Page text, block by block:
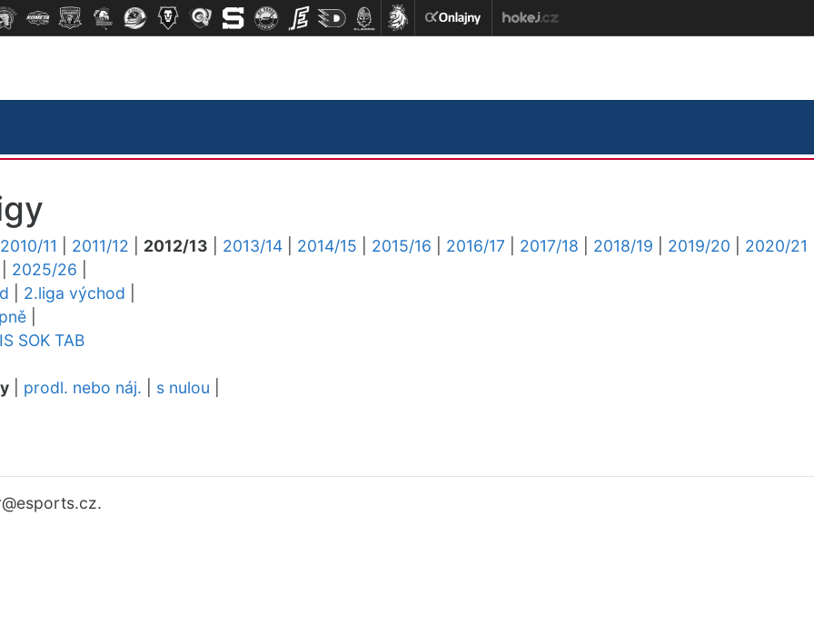
2010/11 2011/12 2012/13 2013/14 2014/15 2015/16 2016/17 2017/18 2018/19 2019/20
2020/21
2025/26
2.liga východ
SOK TAB
prodl. nebo náj. s nulou
@esports.cz.